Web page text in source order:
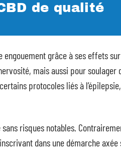
de qualité
grâce à ses effets
mais aussi pour soulager
protocoles liés à
risques notables.
dans une démarche